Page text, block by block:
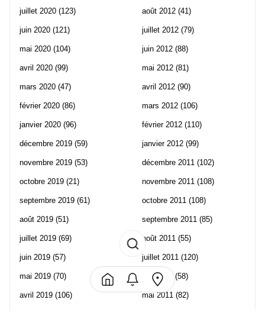
juillet 2020 (123)
juin 2020 (121)
mai 2020 (104)
avril 2020 (99)
mars 2020 (47)
février 2020 (86)
janvier 2020 (96)
décembre 2019 (59)
novembre 2019 (53)
octobre 2019 (21)
septembre 2019 (61)
août 2019 (51)
juillet 2019 (69)
juin 2019 (57)
mai 2019 (70)
avril 2019 (106)
août 2012 (41)
juillet 2012 (79)
juin 2012 (88)
mai 2012 (81)
avril 2012 (90)
mars 2012 (106)
février 2012 (110)
janvier 2012 (99)
décembre 2011 (102)
novembre 2011 (108)
octobre 2011 (108)
septembre 2011 (85)
août 2011 (55)
juillet 2011 (120)
juin 2011 (58)
mai 2011 (82)